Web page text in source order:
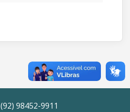
(92) 98452-9911